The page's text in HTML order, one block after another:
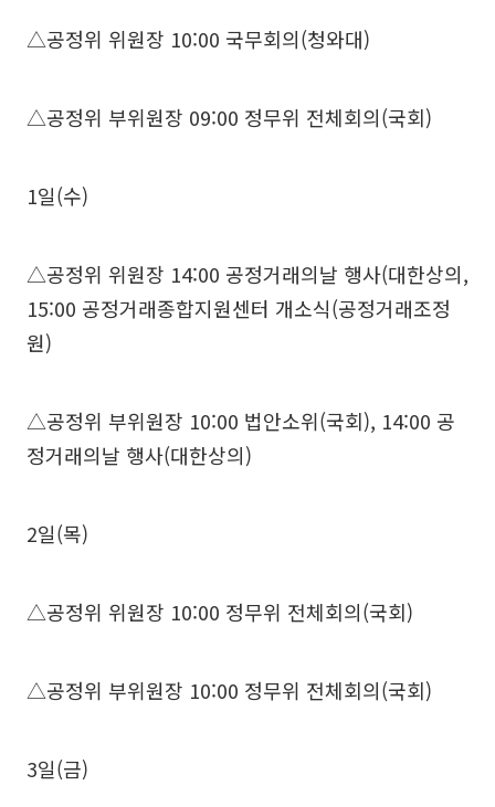
△공정위 위원장 10:00 국무회의(청와대)
△공정위 부위원장 09:00 정무위 전체회의(국회)
1일(수)
△공정위 위원장 14:00 공정거래의날 행사(대한상의,
15:00 공정거래종합지원센터 개소식(공정거래조정
원)
△공정위 부위원장 10:00 법안소위(국회), 14:00 공
정거래의날 행사(대한상의)
2일(목)
△공정위 위원장 10:00 정무위 전체회의(국회)
△공정위 부위원장 10:00 정무위 전체회의(국회)
3일(금)